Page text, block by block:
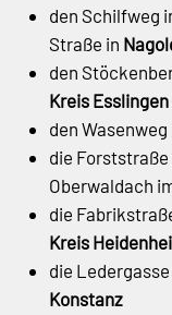
den Schilfweg
Straße in
den
Kreis Esslingen
den Wasenweg
die Forststraße
Oberwaldach
die
Kreis
die Ledergasse
Konstanz